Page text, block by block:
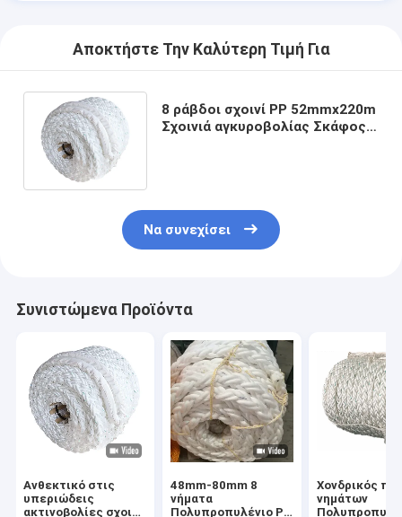
Αποκτήστε Την Καλύτερη Τιμή Για
8 ράβδοι σχοινί PP 52mmx220m
Σχοινιά αγκυροβολίας Σκάφος
Να συνεχίσει
Συνιστώμενα Προϊόντα
Ανθεκτικό στις
υπεριώδεις
ακτινοβολίες σχοινί
48mm-80mm 8
νήματα
Πολυπροπυλένιο Pp
Χονδρικός
νημάτων